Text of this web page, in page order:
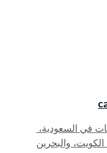
في السعودية،
والبحرين